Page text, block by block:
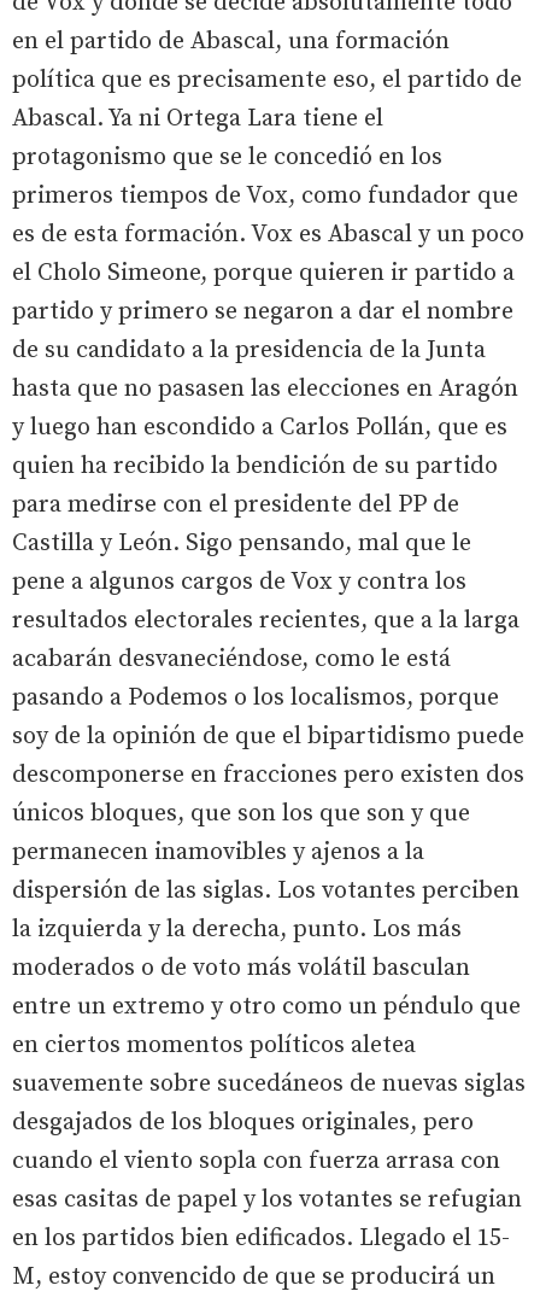
en el partido de Abascal, una formación
política que es precisamente eso, el partido de
Abascal. Ya ni Ortega Lara tiene el
protagonismo que se le concedió en los
primeros tiempos de Vox, como fundador que
es de esta formación. Vox es Abascal y un poco
el Cholo Simeone, porque quieren ir partido a
partido y primero se negaron a dar el nombre
de su candidato a la presidencia de la Junta
hasta que no pasasen las elecciones en Aragón
y luego han escondido a Carlos Pollán, que es
quien ha recibido la bendición de su partido
para medirse con el presidente del PP de
Castilla y León. Sigo pensando, mal que le
pene a algunos cargos de Vox y contra los
resultados electorales recientes, que a la larga
acabarán desvaneciéndose, como le está
pasando a Podemos o los localismos, porque
soy de la opinión de que el bipartidismo puede
descomponerse en fracciones pero existen dos
únicos bloques, que son los que son y que
permanecen inamovibles y ajenos a la
dispersión de las siglas. Los votantes perciben
la izquierda y la derecha, punto. Los más
moderados o de voto más volátil basculan
entre un extremo y otro como un péndulo que
en ciertos momentos políticos aletea
suavemente sobre sucedáneos de nuevas siglas
desgajados de los bloques originales, pero
cuando el viento sopla con fuerza arrasa con
esas casitas de papel y los votantes se refugian
en los partidos bien edificados. Llegado el 15-
M, estoy convencido de que se producirá un